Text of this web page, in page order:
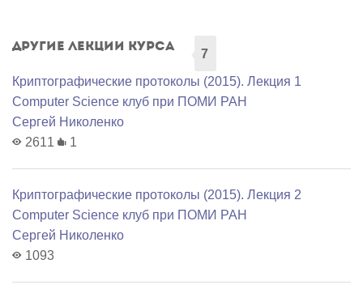
Другие лекции курса
7
Криптографические протоколы (2015). Лекция 1
Computer Science клуб при ПОМИ РАН
Сергей Николенко
2611
1
Криптографические протоколы (2015). Лекция 2
Computer Science клуб при ПОМИ РАН
Сергей Николенко
1093